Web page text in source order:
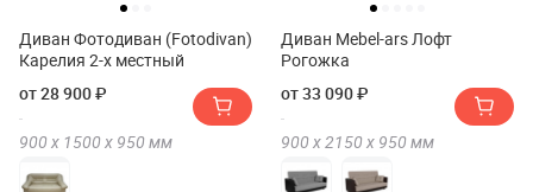
Диван Фотодиван (Fotodivan)
Карелия 2-х местный
от 28 900 ₽
900 х 1500 х 950 мм
Диван Mebel-ars Лофт
Рогожка
от 33 090 ₽
900 х2150 х 950 мм